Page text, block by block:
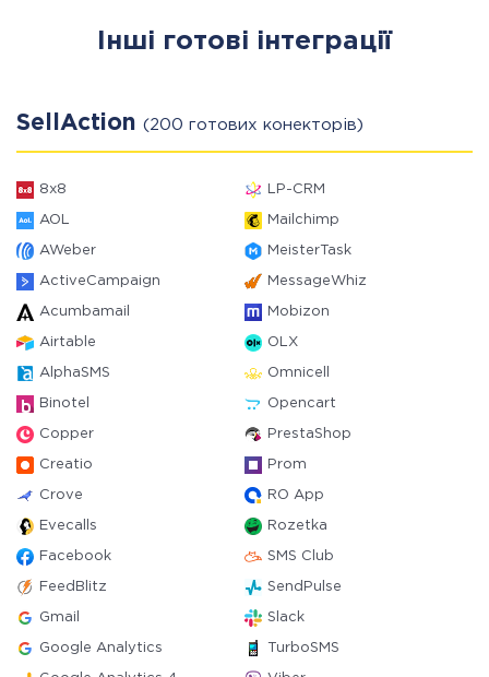
Інші готові інтеграції
SellAction (200 готових конекторів)
8x8 LP-CRM
AOL Mailchimp
AWeber MeisterTask
ActiveCampaign MessageWhiz
Acumbamail Mobizon
Airtable OLX
AlphaSMS Omnicell
Binotel Opencart
Copper PrestaShop
Creatio Prom
Crove RO App
Evecalls Rozetka
Facebook SMS Club
FeedBlitz SendPulse
Gmail Slack
Google Analytics TurboSMS